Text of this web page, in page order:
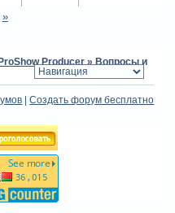
»
Producer »Вопросы и
|Создать форум бесплатно